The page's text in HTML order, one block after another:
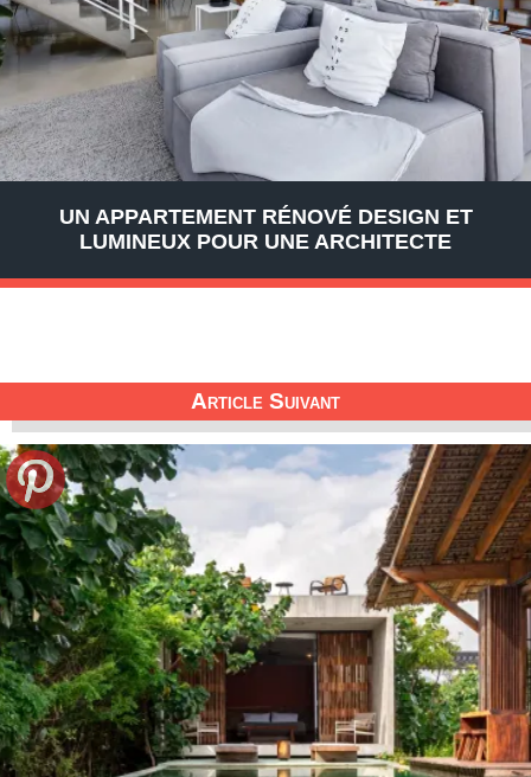
UN APPARTEMENT RÉNOVÉ DESIGN ET
LUMINEUX POUR UNE ARCHITECTE
Article Suivant